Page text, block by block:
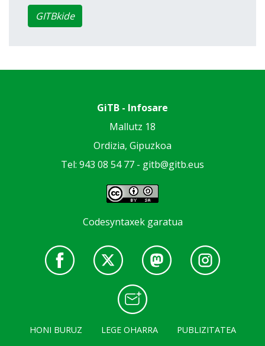
GITBkide
GiTB - Infosare
Mallutz 18
Ordizia, Gipuzkoa
Tel: 943 08 54 77 - gitb@gitb.eus
Codesyntaxek garatua
HONI BURUZ LEGE OHARRA
PUBLIZITATEA